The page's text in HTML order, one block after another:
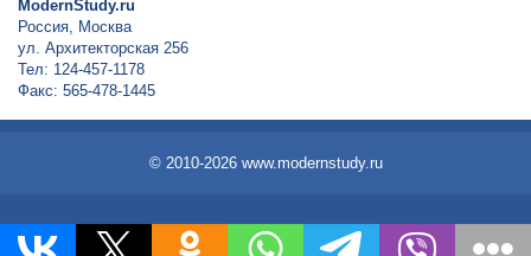
ModernStudy.ru
Россия, Москва
ул. Архитекторская 256
Тел: 124-457-1178
Факс: 565-478-1445
© 2010-2026 www.modernstudy.ru